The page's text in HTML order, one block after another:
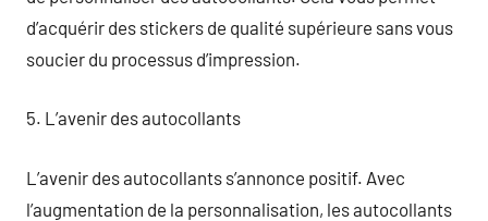
d’acquérir des stickers de qualité supérieure sans vous
soucier du processus d’impression.
5. L’avenir des autocollants
L’avenir des autocollants s’annonce positif. Avec
l’augmentation de la personnalisation, les autocollants